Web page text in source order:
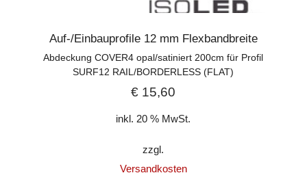
Auf-/Einbauprofile 12 mm Flexbandbreite
Abdeckung COVER4 opal/satiniert 200cm für Profil
SURF12 RAIL/BORDERLESS (FLAT)
€ 15,60
inkl. 20 % MwSt.
zzgl.
Versandkosten